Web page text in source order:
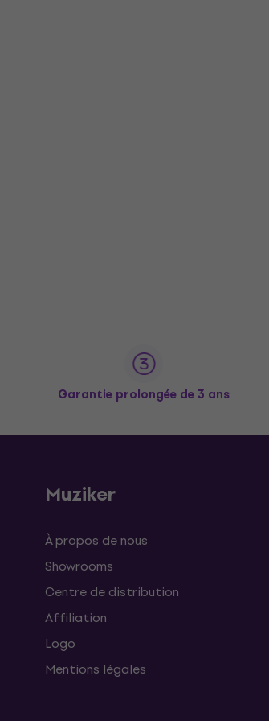
Garantie prolongée de 3 ans
Muziker
À propos de nous
Showrooms
Centre de distribution
Affiliation
Logo
Mentions légales